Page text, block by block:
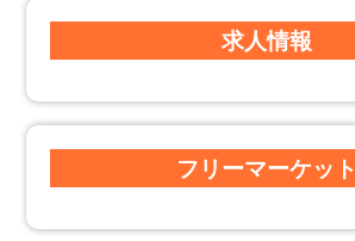
求人情報
フリーマーケット